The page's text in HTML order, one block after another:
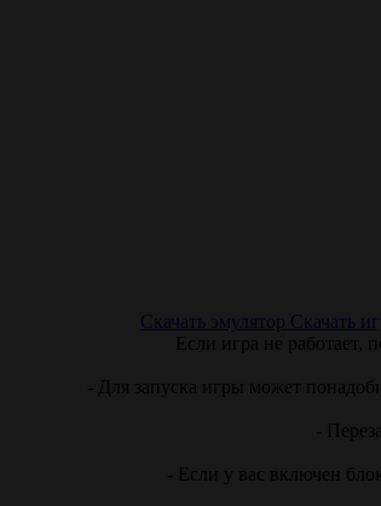
Скачать эмулятор Скачать
Если игра не работает,
- Для запуска игры может
-
- Если у вас включен